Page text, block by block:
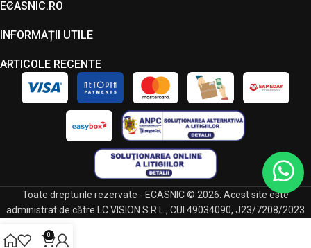
ECASNIC.RO
INFORMAȚII UTILE
ARTICOLE RECENTE
Toate drepturile rezervate - ECASNIC © 2026. Acest site este
administrat de către LC VISION S.R.L., CUI 49034090, J23/7208/2023
0